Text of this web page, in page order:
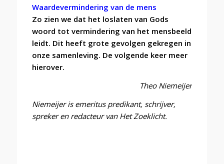
Waardevermindering van de mens
Zo zien we dat het loslaten van Gods
woord tot vermindering van het mensbeeld
leidt. Dit heeft grote gevolgen gekregen in
onze samenleving. De volgende keer meer
hierover.
Theo Niemeijer
Niemeijer is emeritus predikant, schrijver,
spreker en redacteur van Het Zoeklicht.